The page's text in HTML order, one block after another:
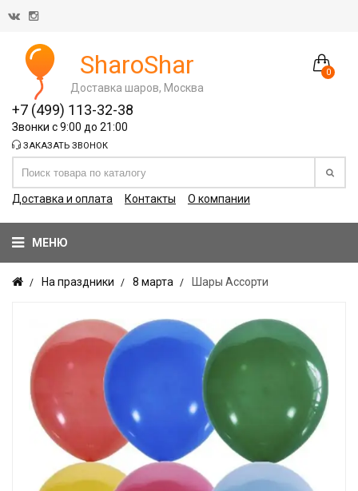
0
SharoShar
Доставка шаров, Москва
+7 (499) 113-32-38
Звонки с 9:00 до 21:00
ЗАКАЗАТЬ ЗВОНОК
Доставка и оплата Контакты О компании
МЕНЮ
На праздники 8 марта Шары Ассорти